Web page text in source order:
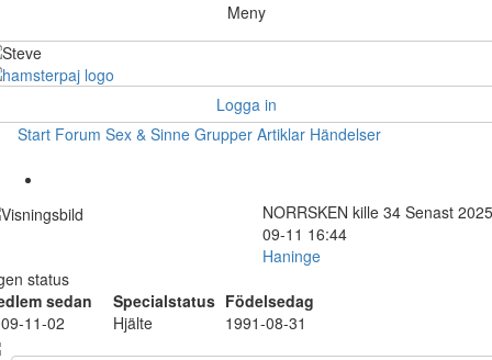
Meny
Logga in
Start Forum Sex & Sinne Grupper Artiklar Händelser
NORRSKEN kille 34 Senast
09-11 16:44
Haninge
status
sedan
Specialstatus Födelsedag
11-02
Hjälte 1991-08-31